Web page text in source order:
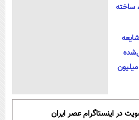
ساخته
ایران یا پیشنهاد ۲۵ میلیون
در اینستاگرام عصر ایران